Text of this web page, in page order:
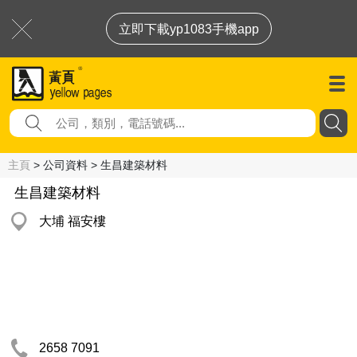
立即下載yp1083手機app
主頁 > 公司資料 > 生昌建築材料
生昌建築材料
大埔 福安樓
2658 7091